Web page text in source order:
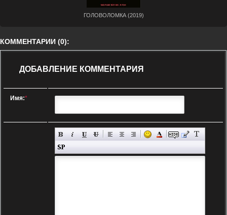
ГОЛОВОЛОМКА (2019)
КОММЕНТАРИИ (0):
ДОБАВЛЕНИЕ КОММЕНТАРИЯ
Имя:*